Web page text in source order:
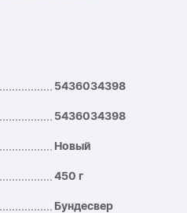
5436034398
5436034398
Новый
450 г
Бундесвер